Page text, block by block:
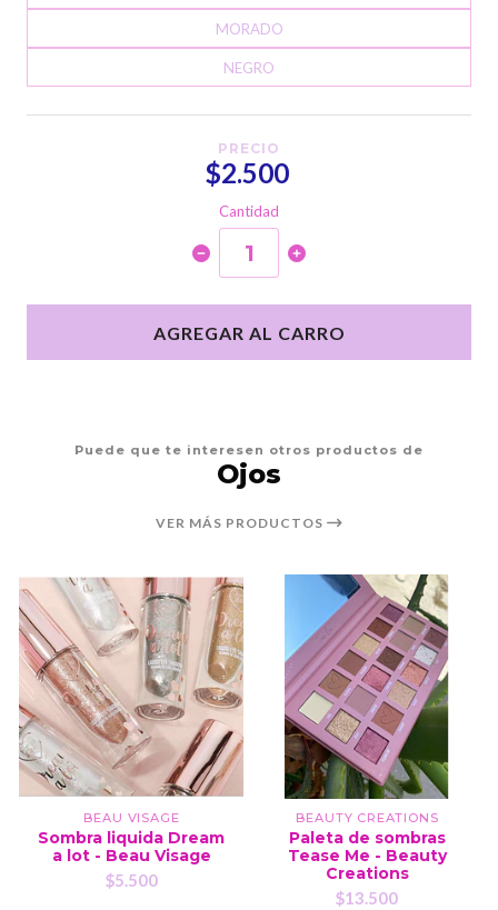
MORADO
NEGRO
PRECIO
$2.500
Cantidad
AGREGAR AL CARRO
Puede que te interesen otros productos de
Ojos
VER MÁS PRODUCTOS
BEAU VISAGE
Sombra liquida Dream
a lot - Beau Visage
$5.500
BEAUTY CREATIONS
Paleta de sombras
Tease Me - Beauty
Creations
$13.500